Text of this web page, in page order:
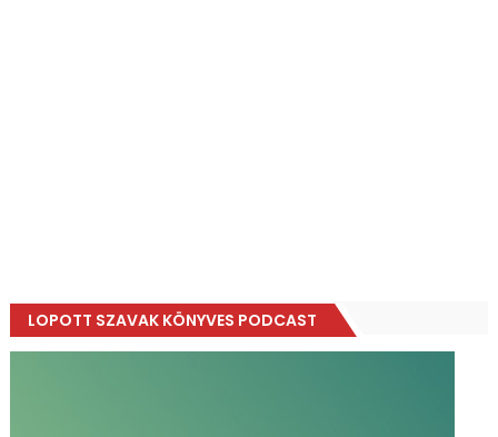
LOPOTT SZAVAK KÖNYVES PODCAST